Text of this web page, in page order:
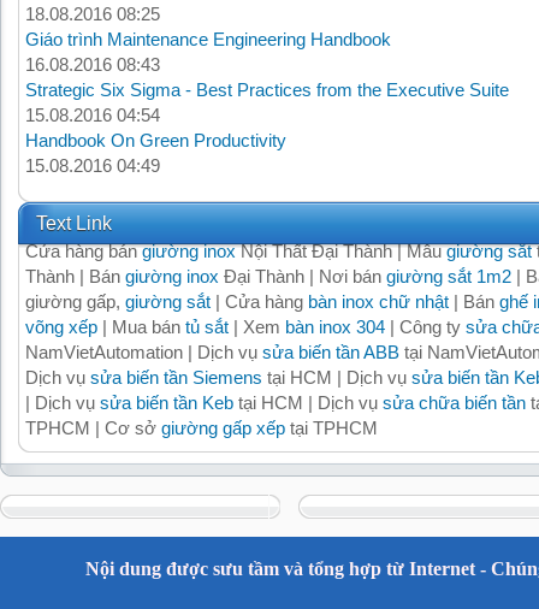
18.08.2016 08:25
Giáo trình Maintenance Engineering Handbook
16.08.2016 08:43
Strategic Six Sigma - Best Practices from the Executive Suite
15.08.2016 04:54
Handbook On Green Productivity
15.08.2016 04:49
Text Link
Cửa hàng bángiường inoxNội Thất Đại Thành | Mẫugiường sắt
Thành | Bán giường inox Đại Thành | Nơi bán giường sắt 1m2 |
giường gấp, giường sắt | Cửa hàng bàn inox chữ nhật | Bán ghế
võng xếp | Mua bán tủ sắt | Xem bàn inox 304 | Công ty sửa
NamVietAutomation | Dịch vụ sửa biến tần ABB tại
Dịch vụ sửa biến tần Siemens tại HCM | Dịch vụ sửa biến tần
| Dịch vụ sửa biến tần Keb tại HCM | Dịch vụ sửa chữa biến tần
TPHCM | Cơ sở giường gấp xếp tại TPHCM
Nội dung được sưu tầm và tổng hợp từ Internet -